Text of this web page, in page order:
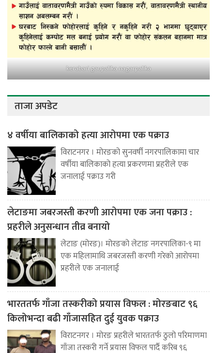
kerabari gaupalika nagarpalika
ताजा अपडेट
४ वर्षीया बालिकाको हत्या आरोपमा एक पक्राउ
विराटनगर । मोरङको सुनवर्षी नगरपालिकामा चार
वर्षीया बालिकाको हत्या प्रकरणमा प्रहरीले एक
जनालाई पक्राउ गरी
लेटाङमा जबरजस्ती करणी आरोपमा एक जना पक्राउ :
प्रहरीले अनुसन्धान तीव्र बनायो
लेटाङ (मोरङ)। मोरङको लेटाङ नगरपालिका-९ मा
एक महिलामाथि जबरजस्ती करणी गरेको आरोपमा
प्रहरीले एक जनालाई
भारततर्फ गाँजा तस्करीको प्रयास विफल : मोरङबाट ९६
किलोभन्दा बढी गाँजासहित दुई युवक पक्राउ
विराटनगर । मोरङ प्रहरीले भारततर्फ ठुलो परिमाणमा
गाँजा तस्करी गर्ने प्रयास विफल पार्दै करिब ९६